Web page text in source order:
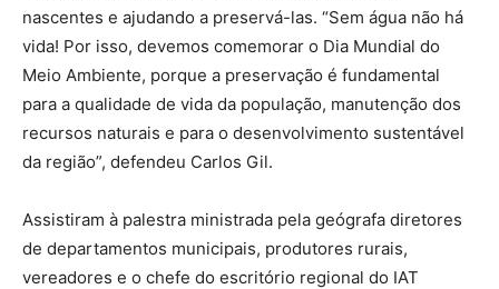
nascentes e ajudando a preservá-las. “Sem água não há
vida! Por isso, devemos comemorar o Dia Mundial do
Meio Ambiente, porque a preservação é fundamental
para a qualidade de vida da população, manutenção dos
recursos naturais e para o desenvolvimento sustentável
da região”, defendeu Carlos Gil.
Assistiram à palestra ministrada pela geógrafa diretores
de departamentos municipais, produtores rurais,
vereadores e o chefe do escritório regional do IAT